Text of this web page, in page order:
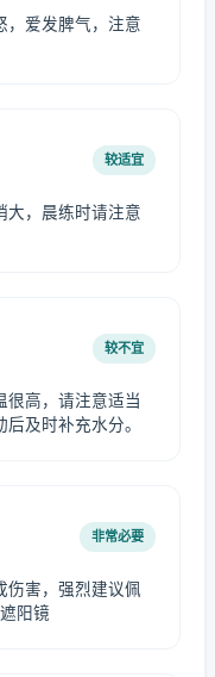
，爱发脾气，注意
较适宜
大，晨练时请注意
较不宜
很高，请注意适当
及时补充水分。
非常必要
伤害，强烈建议佩
阳镜